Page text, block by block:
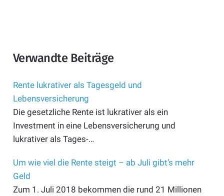
Verwandte Beiträge
Rente lukrativer als Tagesgeld und
Lebensversicherung
Die gesetzliche Rente ist lukrativer als ein
Investment in eine Lebensversicherung und
lukrativer als Tages-…
Um wie viel die Rente steigt – ab Juli gibt’s mehr
Geld
Zum 1. Juli 2018 bekommen die rund 21 Millionen